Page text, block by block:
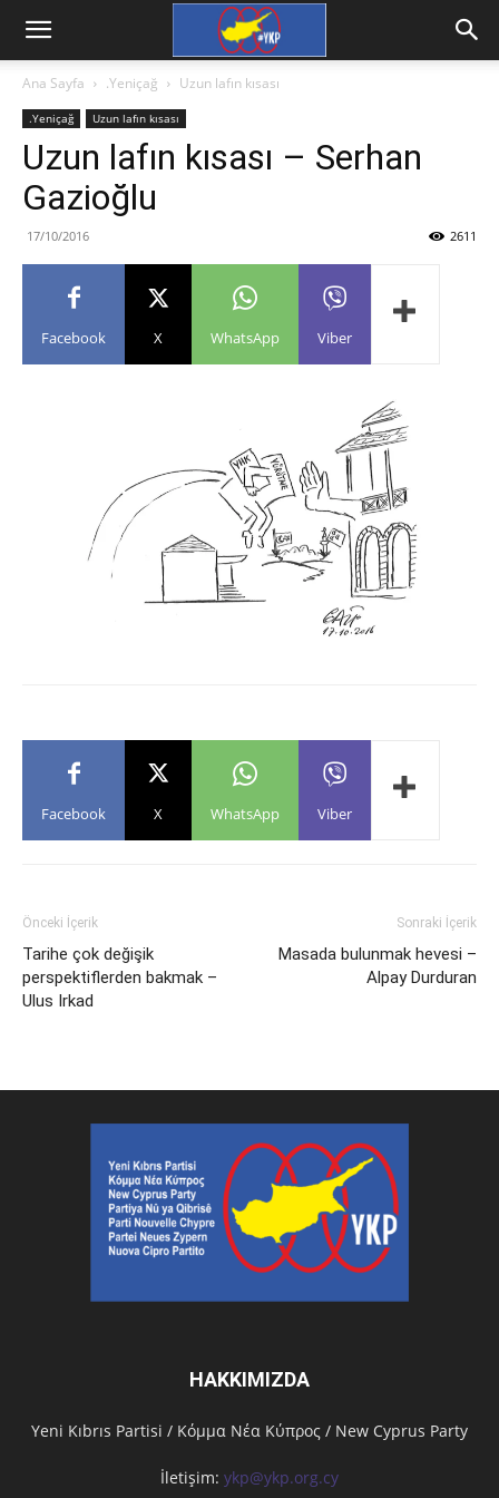
Ana Sayfa .Yeniçağ Uzun lafın kısası
.Yeniçağ Uzun lafın kısası
Uzun lafın kısası – Serhan
Gazioğlu
17/10/2016 2611
Facebook X WhatsApp Viber
Facebook X WhatsApp Viber
Önceki İçerik
Tarihe çok değişik
perspektiflerden bakmak –
Ulus Irkad
Sonraki İçerik
Masada bulunmak hevesi –
Alpay Durduran
HAKKIMIZDA
Υeni Kıbrıs Partisi / Κόμμα Νέα Κύπρος / New Cyprus Party
İletişim: ykp@ykp.org.cy